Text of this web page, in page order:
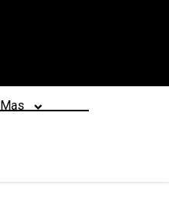
Mas